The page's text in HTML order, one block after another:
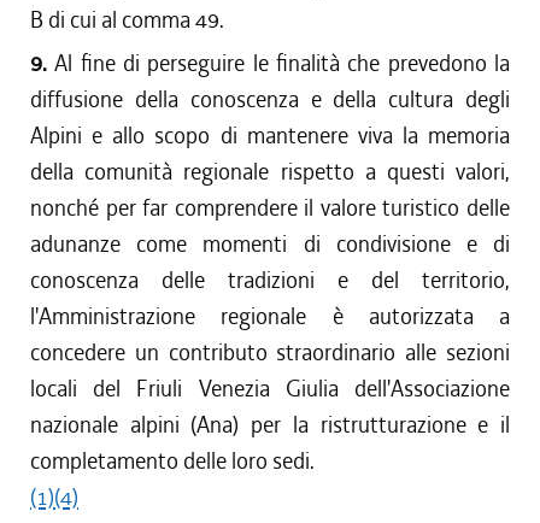
B di cui al comma 49.
9.Al fine di perseguire le finalità che prevedono la
diffusione della conoscenza e della cultura degli
Alpini e allo scopo di mantenere viva la memoria
della comunità regionale rispetto a questi valori,
nonché per far comprendere il valore turistico delle
adunanze come momenti di condivisione e di
conoscenza delle tradizioni e del territorio,
l'Amministrazione regionale è autorizzata a
concedere un contributo straordinario alle sezioni
locali del Friuli Venezia Giulia dell'Associazione
nazionale alpini (Ana) per la ristrutturazione e il
completamento delle loro sedi.
(1)(4)